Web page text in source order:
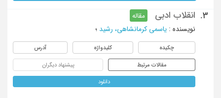
3. انقلاب ادبی
مقاله
نویسنده : یاسمی کرمانشاهی، رشید ؛
چکیده کلیدواژه آدرس
مقالات مرتبط پیشنهاد دیگران
دانلود